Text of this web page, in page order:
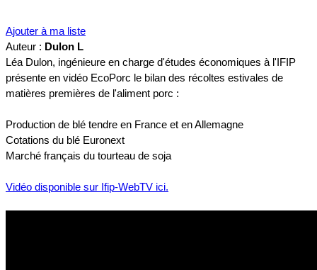
Ajouter à ma liste
Auteur : Dulon L
Léa Dulon, ingénieure en charge d'études économiques à l'IFIP
présente en vidéo EcoPorc le bilan des récoltes estivales de
matières premières de l'aliment porc :
Production de blé tendre en France et en Allemagne
Cotations du blé Euronext
Marché français du tourteau de soja
Vidéo disponible sur Ifip-WebTV ici.